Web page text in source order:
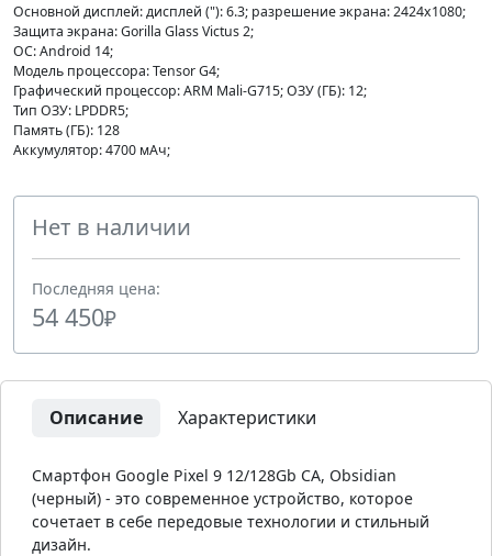
Основной дисплей: дисплей ("): 6.3; разрешение экрана: 2424x1080;
Защита экрана: Gorilla Glass Victus 2;
ОС: Android 14;
Модель процессора: Tensor G4;
Графический процессор: ARM Mali-G715; ОЗУ (ГБ): 12;
Тип ОЗУ: LPDDR5;
Память (ГБ): 128
Аккумулятор: 4700 мАч;
Нет в наличии
Последняя цена:
54 450₽
Описание Характеристики
Смартфон Google Pixel 9 12/128Gb CA, Obsidian
(черный) - это современное устройство, которое
сочетает в себе передовые технологии и стильный
дизайн.